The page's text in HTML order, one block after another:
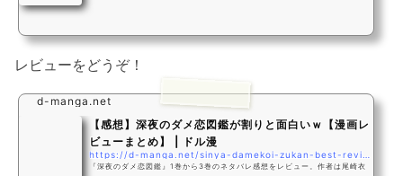
レビューをどうぞ！
d-manga.net
【感想】深夜のダメ恋図鑑が割りと面白いｗ【漫画レ
ビューまとめ】 | ドル漫
『深夜のダメ恋図鑑』1巻から3巻のネタバレ感想をレビュー。作者は尾崎衣